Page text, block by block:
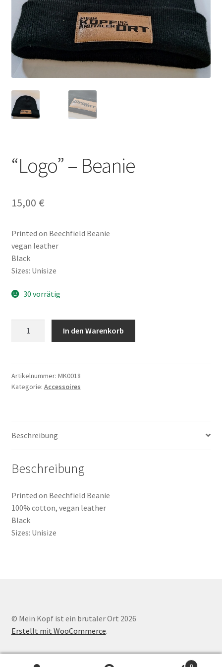
“Logo” – Beanie
15,00 €
Printed on Beechfield Beanie
vegan leather
Black
Sizes: Unisize
30 vorrätig
In den Warenkorb
Artikelnummer: MK0018
Kategorie: Accessoires
Beschreibung
Beschreibung
Printed on Beechfield Beanie
100% cotton, vegan leather
Black
Sizes: Unisize
© Mein Kopf ist ein brutaler Ort 2026
Erstellt mit WooCommerce.